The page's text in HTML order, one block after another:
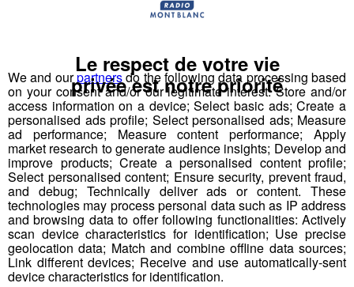
Cet été, Radio Mont Blanc s'occupe de toutes vos
sorties en famille, avec le grand jeu des vacances :
Déstination été !
Deux rendez-vous par jour, à 8h45 et 17h45 sur
Radio Mont Blanc !
We and ourpartnersdo the following data processing based
on your consent and/or our legitimate interest: Store and/or
access information on a device; Select basic ads; Create a
personalised ads profile; Select personalised ads; Measure
ad performance; Measure content performance; Apply
market research to generate audience insights; Develop and
improve products; Create a personalised content profile;
Select personalised content; Ensure security, prevent fraud,
and debug; Technically deliver ads or content. These
technologies may process personal data such as IP address
and browsing data to offer following functionalities: Actively
scan device characteristics for identification; Use precise
geolocation data; Match and combine offline data sources;
Link different devices; Receive and use automatically-sent
device characteristics for identification.
Le respect de votre vie
privée est notre priorité